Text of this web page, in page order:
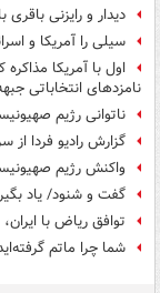
دیدار و رایزنی
سیلی را آمریکا و
اول با آمریکا
نامزدهای انتخاباتی
ناتوانی رژیم
گزارش رادیو فردا از
واکنش رژیم
گفت و شنود/ یاد
توافق ریاض با
شما چرا ماتم‌